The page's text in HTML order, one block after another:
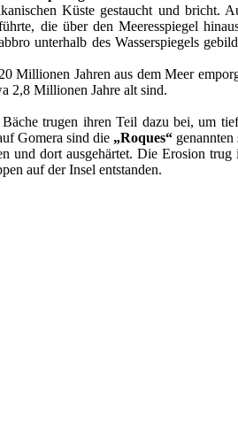
Küste gestaucht und bricht.
die über den Meeresspiegel
unterhalb des Wasserspiegels
Millionen Jahren aus dem Meer
2,8 Millionen Jahre alt sind.
trugen ihren Teil dazu bei, um
Gomera sind die „Roques“genannten
und dort ausgehärtet. Die Erosion
auf der Insel entstanden.